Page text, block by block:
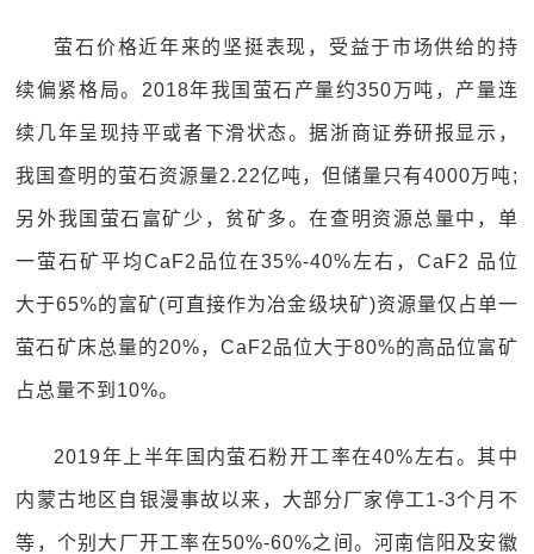
萤石价格近年来的坚挺表现，受益于市场供给的持
续偏紧格局。2018年我国萤石产量约350万吨，产量连
续几年呈现持平或者下滑状态。据浙商证券研报显示，
我国查明的萤石资源量2.22亿吨，但储量只有4000万吨;
另外我国萤石富矿少，贫矿多。在查明资源总量中，单
一萤石矿平均CaF2品位在35%-40%左右，CaF2 品位
大于65%的富矿(可直接作为冶金级块矿)资源量仅占单一
萤石矿床总量的20%，CaF2品位大于80%的高品位富矿
占总量不到10%。
2019年上半年国内萤石粉开工率在40%左右。其中
内蒙古地区自银漫事故以来，大部分厂家停工1-3个月不
等，个别大厂开工率在50%-60%之间。河南信阳及安徽